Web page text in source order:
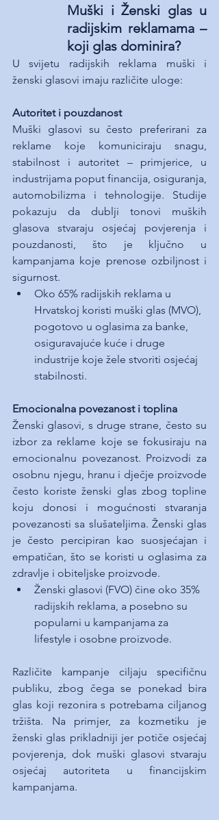
Muški i Ženski glas u
radijskim reklamama –
koji glas dominira?
U svijetu radijskih reklama muški i
ženski glasovi imaju različite uloge:
Autoritet i pouzdanost
Muški glasovi su često preferirani za
reklame koje komuniciraju snagu,
stabilnost i autoritet – primjerice, u
industrijama poput financija, osiguranja,
automobilizma i tehnologije. Studije
pokazuju da dublji tonovi muških
glasova stvaraju osjećaj povjerenja i
pouzdanosti, što je ključno u
kampanjama koje prenose ozbiljnost i
sigurnost.
Oko 65% radijskih reklama u
Hrvatskoj koristi muški glas (MVO),
pogotovo u oglasima za banke,
osiguravajuće kuće i druge
industrije koje žele stvoriti osjećaj
stabilnosti.
Emocionalna povezanost i toplina
Ženski glasovi, s druge strane, često su
izbor za reklame koje se fokusiraju na
emocionalnu povezanost. Proizvodi za
osobnu njegu, hranu i dječje proizvode
često koriste ženski glas zbog topline
koju donosi i mogućnosti stvaranja
povezanosti sa slušateljima. Ženski glas
je često percipiran kao suosjećajan i
empatičan, što se koristi u oglasima za
zdravlje i obiteljske proizvode.
Ženski glasovi (FVO) čine oko 35%
radijskih reklama, a posebno su
popularni u kampanjama za
lifestyle i osobne proizvode.
Različite kampanje ciljaju specifičnu
publiku, zbog čega se ponekad bira
glas koji rezonira s potrebama ciljanog
tržišta. Na primjer, za kozmetiku je
ženski glas prikladniji jer potiče osjećaj
povjerenja, dok muški glasovi stvaraju
osjećaj autoriteta u financijskim
kampanjama.